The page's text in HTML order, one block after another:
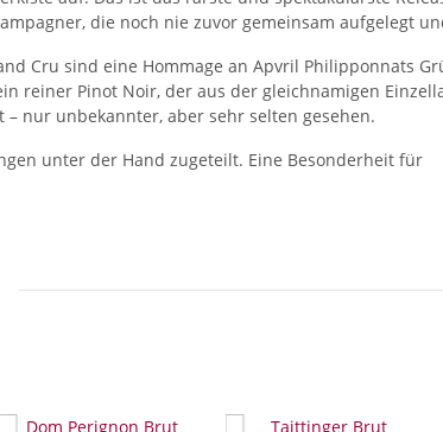
die noch nie zuvor gemeinsam aufgelegt
Cru sind eine Hommage an Apvril Philipponnats
reiner Pinot Noir, der aus der gleichnamigen
– nur unbekannter, aber sehr selten gesehen.
unter der Hand zugeteilt. Eine Besonderheit für